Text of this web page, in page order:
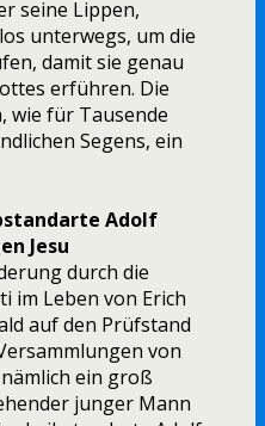
seine Lippen,
unterwegs, um die
damit sie genau
erführen. Die
wie für Tausende
Segens, ein
Adolf
Jesu
durch die
im Leben von Erich
auf den Prüfstand
von
ein groß
junger Mann